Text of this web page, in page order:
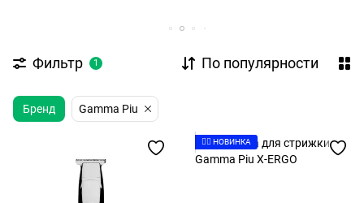
Фильтр 1 По популярности
Бренд Gamma Piu
👉🏻 НОВИНКА